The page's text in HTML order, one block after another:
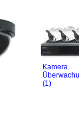
Kamera
(1)